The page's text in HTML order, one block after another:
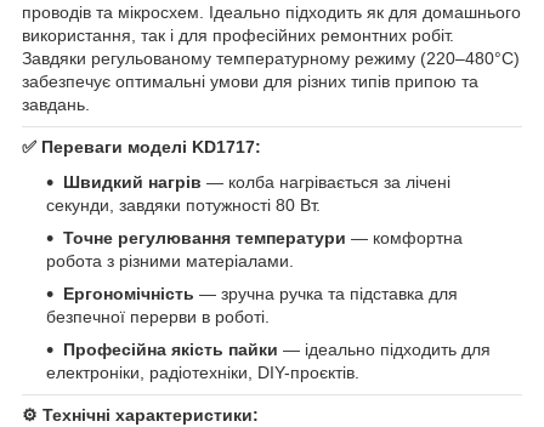
проводів та мікросхем. Ідеально підходить як для домашнього
використання, так і для професійних ремонтних робіт.
Завдяки регульованому температурному режиму (220–480°C)
забезпечує оптимальні умови для різних типів припою та
завдань.
✅ Переваги моделі KD1717:
Швидкий нагрів — колба нагрівається за лічені
секунди, завдяки потужності 80 Вт.
Точне регулювання температури — комфортна
робота з різними матеріалами.
Ергономічність — зручна ручка та підставка для
безпечної перерви в роботі.
Професійна якість пайки — ідеально підходить для
електроніки, радіотехніки, DIY-проєктів.
⚙️ Технічні характеристики: